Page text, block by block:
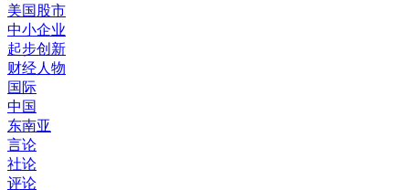
美国股市
中小企业
起步创新
财经人物
国际
中国
东南亚
言论
社论
评论